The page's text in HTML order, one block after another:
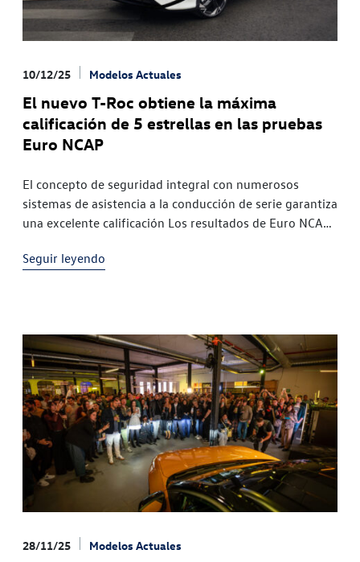
10/12/25 Modelos Actuales
El nuevo T-Roc obtiene la máxima
calificación de 5 estrellas en las pruebas
Euro NCAP
El concepto de seguridad integral con numerosos
sistemas de asistencia a la conducción de serie garantiza
una excelente calificación Los resultados de Euro NCAP
los vehículos
Seguir leyendo
28/11/25 Modelos Actuales